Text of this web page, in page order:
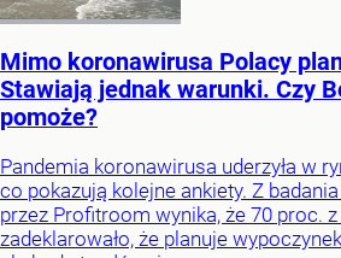
Mimo koronawirusa Polacy
Stawiają jednak warunki. Czy
pomoże?
Pandemia koronawirusa uderzyła w
co pokazują kolejne ankiety. Z
przez Profitroom wynika, że 70 proc.
zadeklarowało, że planuje